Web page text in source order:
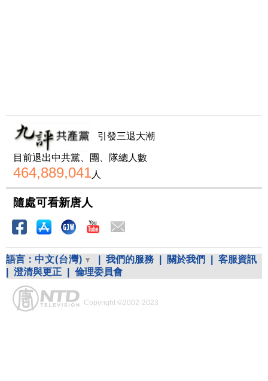
引發三退大潮
目前退出中共黨、團、隊總人數
464,889,041人
隨處可看新唐人
語言： 中文(台灣) 我們的服務 關於我們
客服資訊
澄清與更正 倫理委員會
Copyright ©2002-2023